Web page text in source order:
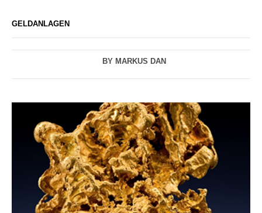
GELDANLAGEN
BY MARKUS DAN